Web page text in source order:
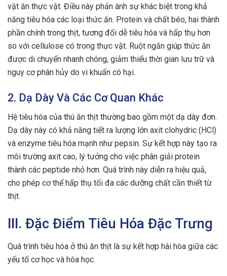
vật ăn thực vật. Điều này phản ánh sự khác biệt trong khả
năng tiêu hóa các loại thức ăn. Protein và chất béo, hai thành
phần chính trong thịt, tương đối dễ tiêu hóa và hấp thụ hơn
so với cellulose có trong thực vật. Ruột ngắn giúp thức ăn
được di chuyển nhanh chóng, giảm thiểu thời gian lưu trữ và
nguy cơ phân hủy do vi khuẩn có hại.
2. Dạ Dày Và Các Cơ Quan Khác
Hệ tiêu hóa của thú ăn thịt thường bao gồm một dạ dày đơn.
Dạ dày này có khả năng tiết ra lượng lớn axit clohydric (HCl)
và enzyme tiêu hóa mạnh như pepsin. Sự kết hợp này tạo ra
môi trường axit cao, lý tưởng cho việc phân giải protein
thành các peptide nhỏ hơn. Quá trình này diễn ra hiệu quả,
cho phép cơ thể hấp thụ tối đa các dưỡng chất cần thiết từ
thịt.
III. Đặc Điểm Tiêu Hóa Đặc Trưng
Quá trình tiêu hóa ở thú ăn thịt là sự kết hợp hài hòa giữa các
yếu tố cơ học và hóa học.